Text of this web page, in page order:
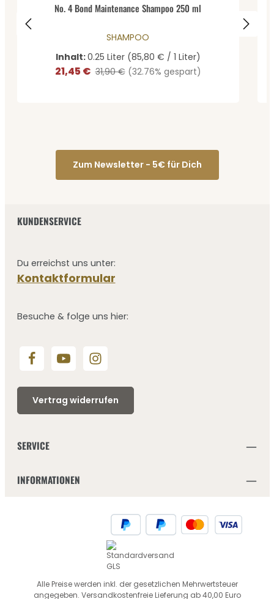
Durchschnittliche Bewertung von 4.57 von 5 Sternen
No. 4 Bond Maintenance Shampoo 250 ml
SHAMPOO
Inhalt:0.25 Liter (85,80 € / 1 Liter)
Verkaufspreis:
21,45 € Regulärer Preis:
31,90 € (32.76% gespart)
Zum Newsletter - 5€ für Dich
KUNDENSERVICE
Du erreichst uns unter:
Kontaktformular
Besuche & folge uns hier:
Vertrag widerrufen
SERVICE
INFORMATIONEN
Alle Preise werden inkl. der gesetzlichen Mehrwertsteuer
angegeben. Versandkostenfreie Lieferung ab 40,00 Euro